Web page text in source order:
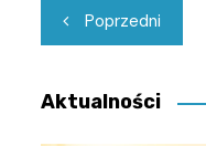
Nawigacja
wpisu
Poprzedni
Aktualności